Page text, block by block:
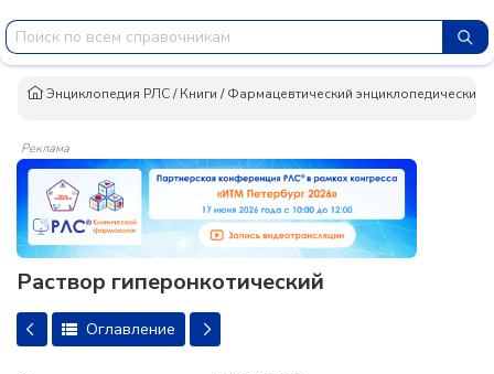
Энциклопедия РЛС/Книги /Фармацевтический
Реклама
Раствор гиперонкотический
Оглавление